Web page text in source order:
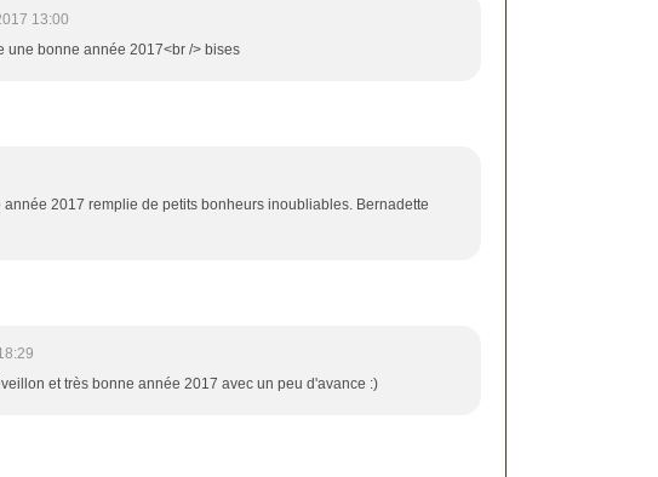
13:00
une bonne année 2017<br /> bises
année 2017 remplie de petits bonheurs inoubliables. Bernadette
et très bonne année 2017 avec un peu d'avance :)